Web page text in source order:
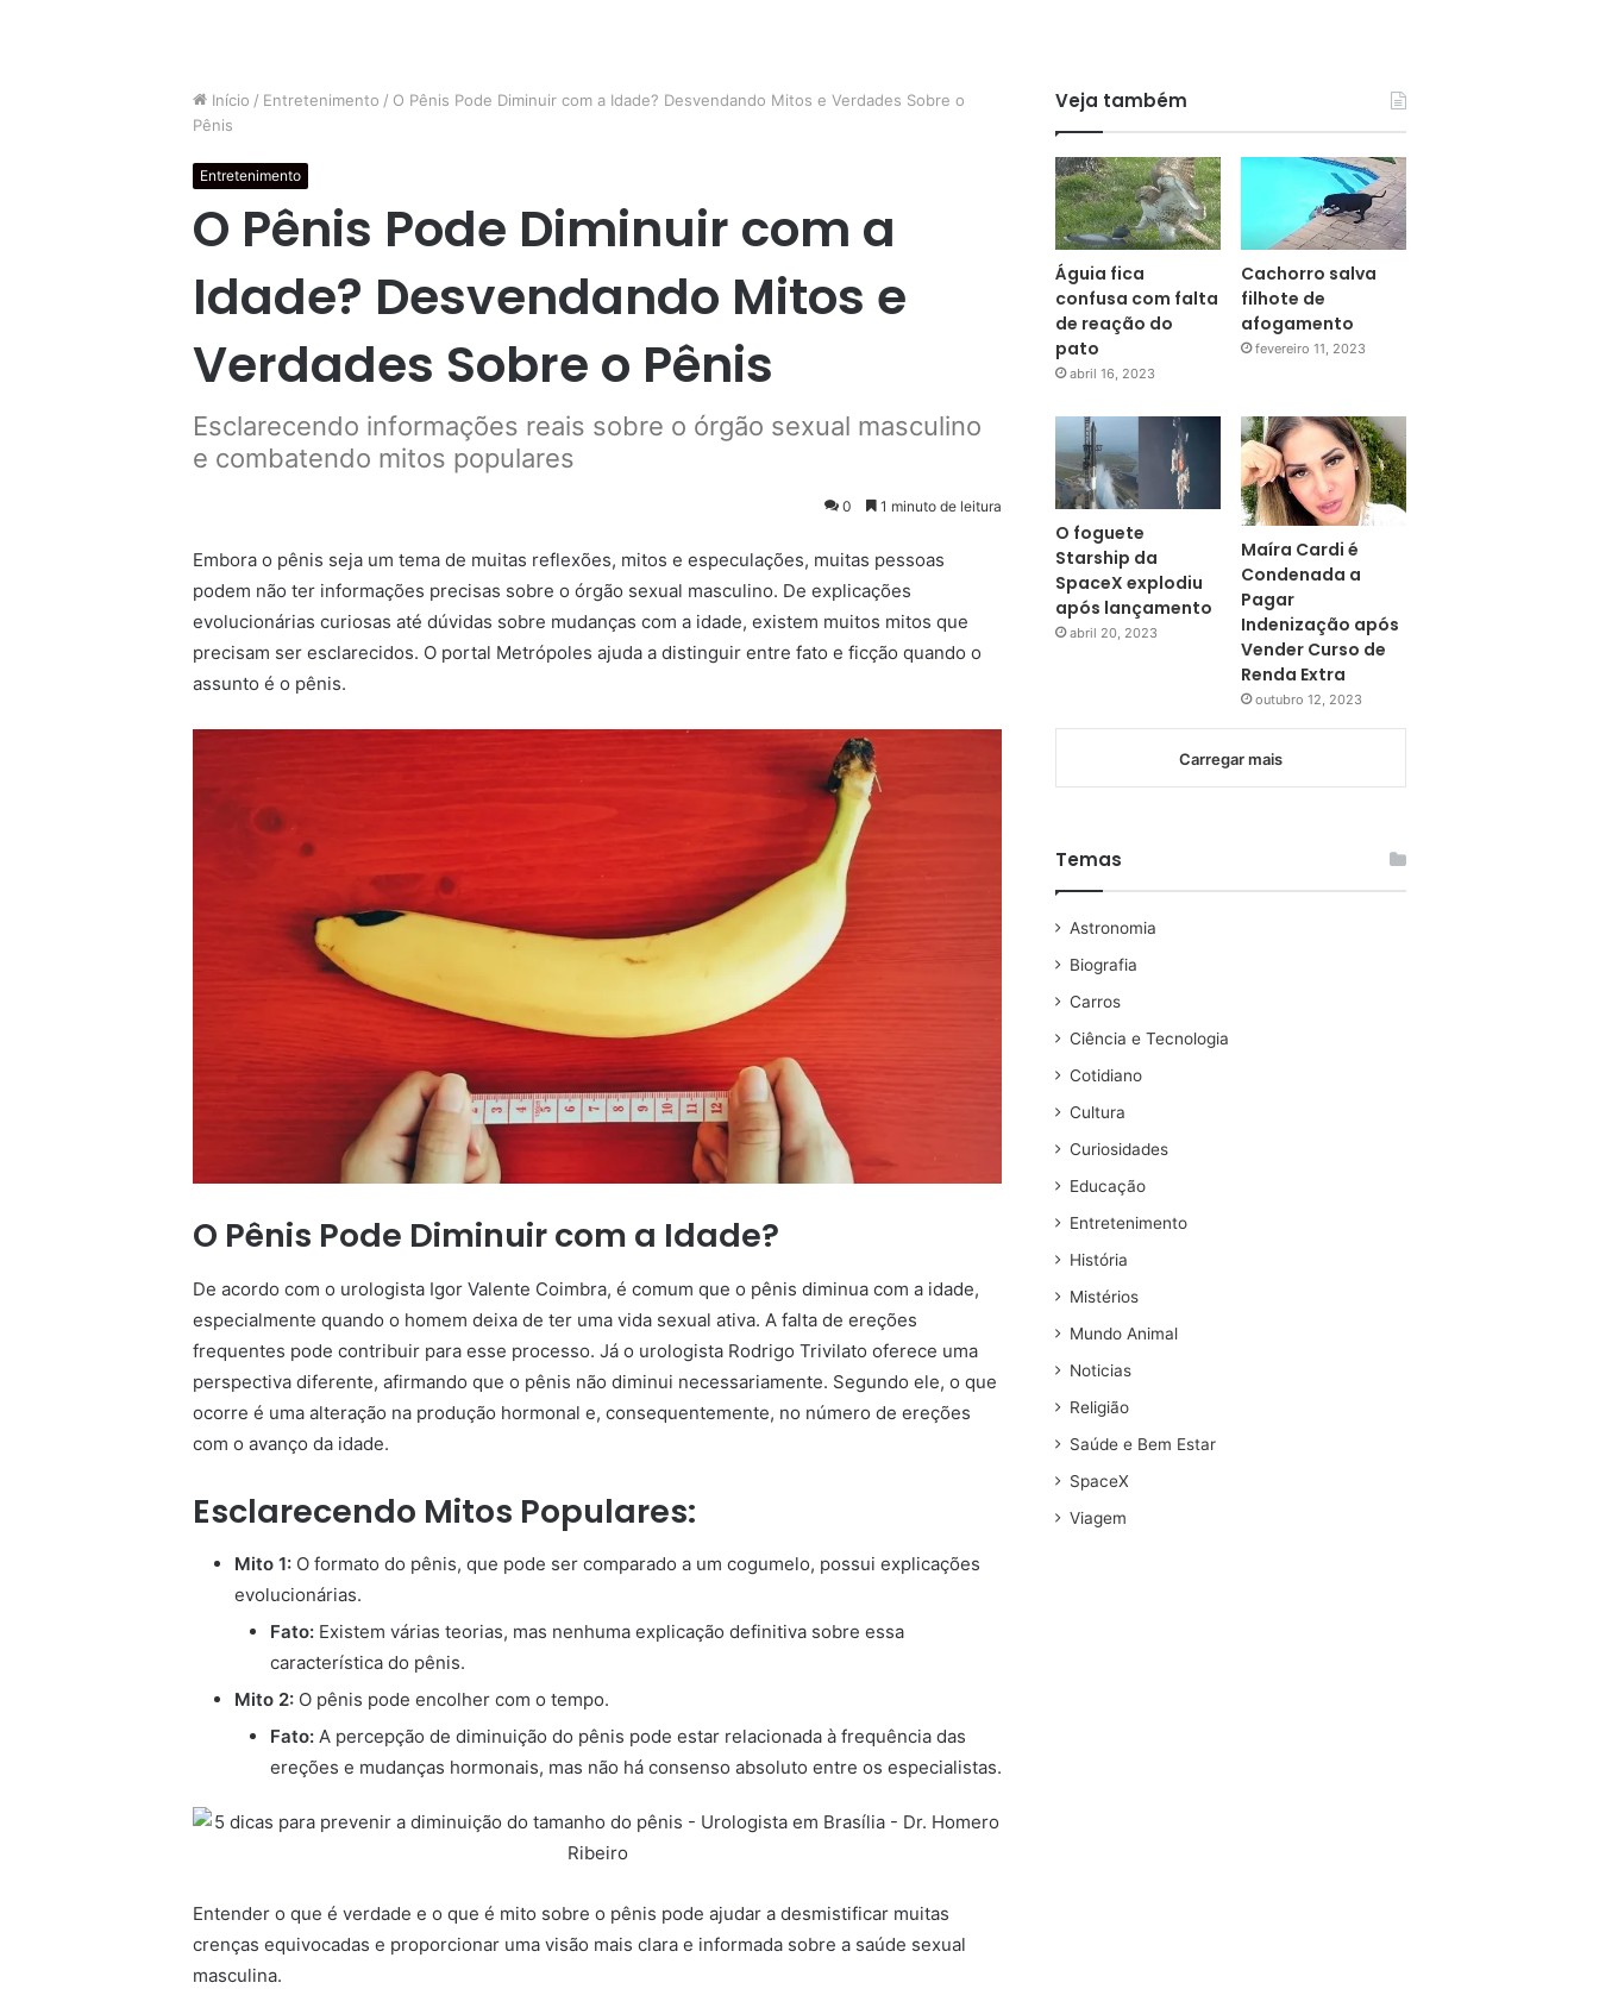
Início / Entretenimento / O Pênis Pode Diminuir com a Idade? Desvendando Mitos e Verdades Sobre o
Pênis
Entretenimento
O Pênis Pode Diminuir com a
Idade? Desvendando Mitos e
Verdades Sobre o Pênis
Esclarecendo informações reais sobre o órgão sexual masculino
e combatendo mitos populares
0 1 minuto de leitura
Embora o pênis seja um tema de muitas reflexões, mitos e especulações, muitas pessoas
podem não ter informações precisas sobre o órgão sexual masculino. De explicações
evolucionárias curiosas até dúvidas sobre mudanças com a idade, existem muitos mitos que
precisam ser esclarecidos. O portal Metrópoles ajuda a distinguir entre fato e ficção quando o
assunto é o pênis.
O Pênis Pode Diminuir com a Idade?
De acordo com o urologista Igor Valente Coimbra, é comum que o pênis diminua com a idade,
especialmente quando o homem deixa de ter uma vida sexual ativa. A falta de ereções
frequentes pode contribuir para esse processo. Já o urologista Rodrigo Trivilato oferece uma
perspectiva diferente, afirmando que o pênis não diminui necessariamente. Segundo ele, o que
ocorre é uma alteração na produção hormonal e, consequentemente, no número de ereções
com o avanço da idade.
Esclarecendo Mitos Populares:
Mito 1: O formato do pênis, que pode ser comparado a um cogumelo, possui explicações
evolucionárias.
Fato: Existem várias teorias, mas nenhuma explicação definitiva sobre essa
característica do pênis.
Mito 2: O pênis pode encolher com o tempo.
Fato: A percepção de diminuição do pênis pode estar relacionada à frequência das
ereções e mudanças hormonais, mas não há consenso absoluto entre os especialistas.
Entender o que é verdade e o que é mito sobre o pênis pode ajudar a desmistificar muitas
crenças equivocadas e proporcionar uma visão mais clara e informada sobre a saúde sexual
masculina.
Veja também
Águia fica
confusa com falta
de reação do
pato
abril 16, 2023
Cachorro salva
filhote de
afogamento
fevereiro 11, 2023
O foguete
Starship da
SpaceX explodiu
após lançamento
abril 20, 2023
Maíra Cardi é
Condenada a
Pagar
Indenização após
Vender Curso de
Renda Extra
outubro 12, 2023
Carregar mais
Temas
Astronomia
Biografia
Carros
Ciência e Tecnologia
Cotidiano
Cultura
Curiosidades
Educação
Entretenimento
História
Mistérios
Mundo Animal
Noticias
Religião
Saúde e Bem Estar
SpaceX
Viagem